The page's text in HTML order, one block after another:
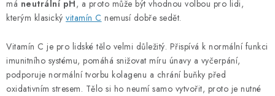
TEMATY
DZIAŁANIE
DÁRKY PRO ZDRAVÍ
má neutrální pH, a proto může být vhodnou volbou pro lidi,
kterým klasický vitamín C nemusí dobře sedět.
Vitamín C je pro lidské tělo velmi důležitý. Přispívá k normální funkci
imunitního systému, pomáhá snižovat míru únavy a vyčerpání,
podporuje normální tvorbu kolagenu a chrání buňky před
oxidativním stresem. Tělo si ho neumí samo vytvořit, proto je nutné